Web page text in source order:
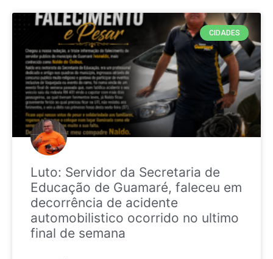
CIDADES
Luto: Servidor da Secretaria de
Educação de Guamaré, faleceu em
decorrência de acidente
automobilistico ocorrido no ultimo
final de semana